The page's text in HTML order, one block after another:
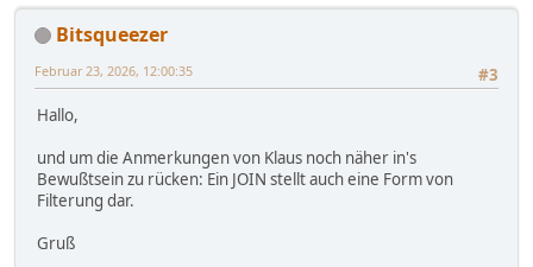
Bitsqueezer
#3
Februar 23, 2026, 12:00:35
Hallo,
und um die Anmerkungen von Klaus noch näher in's
Bewußtsein zu rücken: Ein JOIN stellt auch eine Form von
Filterung dar.
Gruß